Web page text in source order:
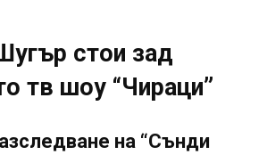
стои зад
тв шоу “Чираци”
на “Сънди